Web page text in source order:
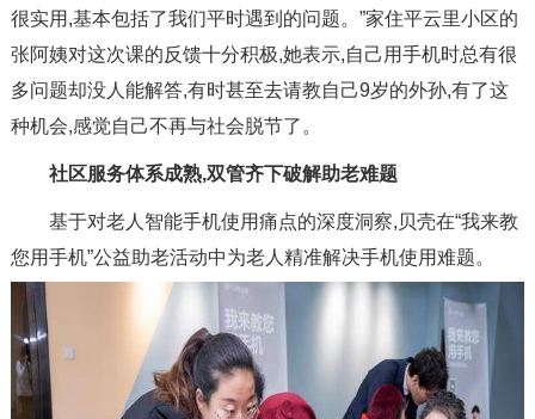
很实用,基本包括了我们平时遇到的问题。”家住平云里小区的
张阿姨对这次课的反馈十分积极,她表示,自己用手机时总有很
多问题却没人能解答,有时甚至去请教自己9岁的外孙,有了这
种机会,感觉自己不再与社会脱节了。
社区服务体系成熟,双管齐下破解助老难题
基于对老人智能手机使用痛点的深度洞察,贝壳在“我来教
您用手机”公益助老活动中为老人精准解决手机使用难题。